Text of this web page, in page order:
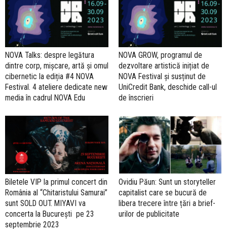
NOVA Talks: despre legătura
dintre corp, mișcare, artă și omul
cibernetic la ediția #4 NOVA
Festival. 4 ateliere dedicate new
media în cadrul NOVA Edu
NOVA GROW, programul de
dezvoltare artistică inițiat de
NOVA Festival și susținut de
UniCredit Bank, deschide call-ul
de înscrieri
Biletele VIP la primul concert din
România al “Chitaristului Samurai”
sunt SOLD OUT. MIYAVI va
concerta la București pe 23
septembrie 2023
Ovidiu Păun: Sunt un storyteller
capitalist care se bucură de
libera trecere între țări a brief-
urilor de publicitate